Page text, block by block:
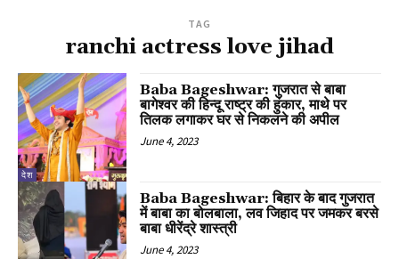
TAG
ranchi actress love jihad
देश
Baba Bageshwar: गुजरात से बाबा
बागेश्वर की हिन्दू राष्ट्र की हुंकार, माथे पर
तिलक लगाकर घर से निकलने की अपील
June 4, 2023
Baba Bageshwar: बिहार के बाद गुजरात
में बाबा का बोलबाला, लव जिहाद पर जमकर बरसे
बाबा धीरेंद्रे शास्त्री
June 4, 2023